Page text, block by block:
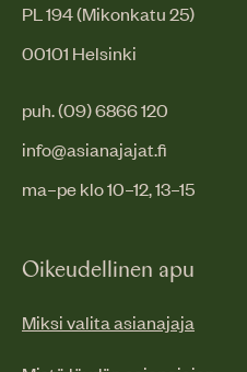
PL 194 (Mikonkatu 25)
00101 Helsinki
puh. (09) 6866 120
info@asianajajat.fi
ma–pe klo 10–12, 13–15
Oikeudellinen apu
Miksi valita asianajaja